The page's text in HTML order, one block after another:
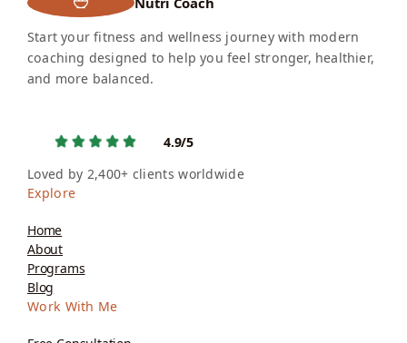
Start your fitness and wellness journey with modern
coaching designed to help you feel stronger, healthier,
and more balanced.
4.9/5
Loved by 2,400+ clients worldwide
Explore
Home
About
Programs
Blog
Work With Me